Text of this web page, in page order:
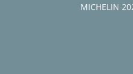
MICHELIN